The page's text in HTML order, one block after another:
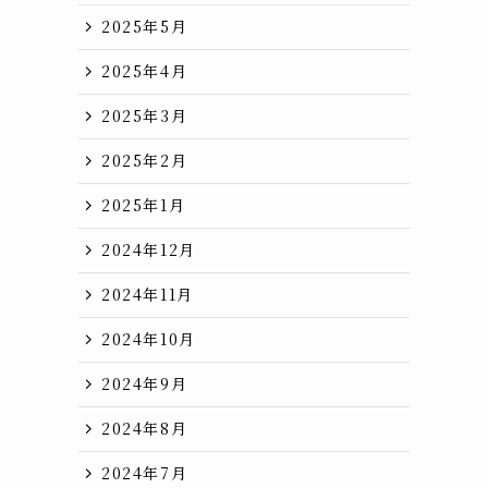
2025年5月
2025年4月
2025年3月
2025年2月
2025年1月
2024年12月
2024年11月
2024年10月
2024年9月
2024年8月
2024年7月